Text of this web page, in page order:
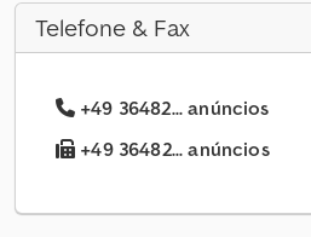
Telefone & Fax
+49 36482... anúncios
+49 36482... anúncios